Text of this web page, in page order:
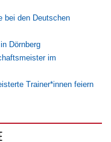
bei den Deutschen
Dörnberg
im
Trainer*innen feiern